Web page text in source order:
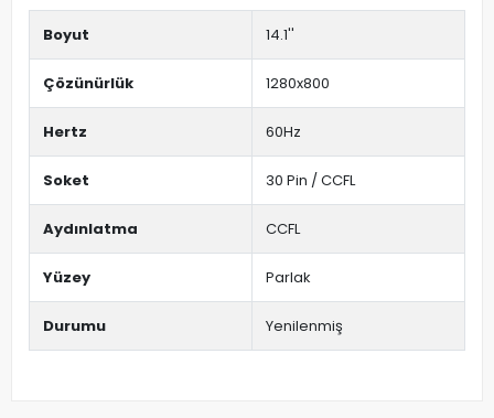
Boyut 14.1''
Çözünürlük 1280x800
Hertz 60Hz
Soket 30 Pin / CCFL
Aydınlatma CCFL
Yüzey Parlak
Durumu Yenilenmiş